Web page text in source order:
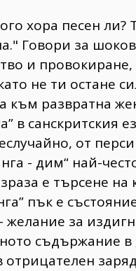
хора песен ли?
Говори за
и
не ти остане
към развратна
в санскритския
от
- дим“ най-
е търсене
пък е
желание за
съдържание в